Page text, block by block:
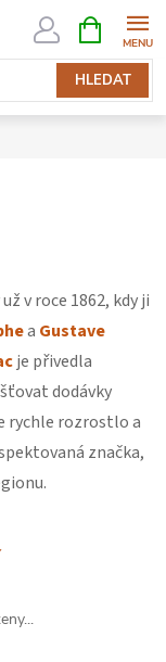
HLEDAT
NÁKUPNÍ
KOŠÍK
v roce 1862, kdy ji
a Gustave
je přivedla
dodávky
rychle rozrostlo a
značka,